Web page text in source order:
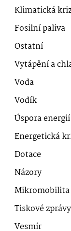
Klimatická
Fosilní paliva
Ostatní
Vytápění a
Voda
Vodík
Úspora energií
Energetická
Dotace
Názory
Mikromobilita
Tiskové zprávy
Vesmír